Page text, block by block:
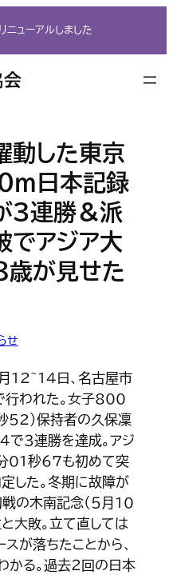
ューアルしました
動した東京
ｍ日本記録
３連勝＆派
でアジア大
歳が見せた
せ
12~14日、名古屋市
行われた。女子800
52）保持者の久保凜
で３連勝を達成。アジ
01秒67も初めて突
した。冬期に故障が
の木南記念（５月10
大敗。立て直しては
が落ちたことから、
かる。過去２回の日本